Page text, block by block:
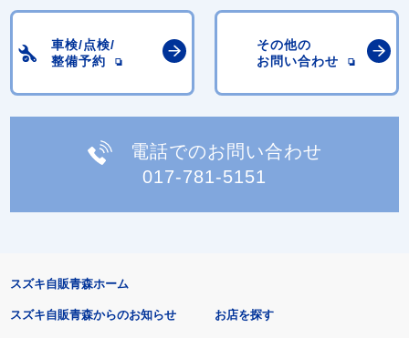
車検/点検/
整備予約
その他の
お問い合わせ
電話でのお問い合わせ
017-781-5151
スズキ自販青森ホーム
スズキ自販青森からのお知らせ お店を探す